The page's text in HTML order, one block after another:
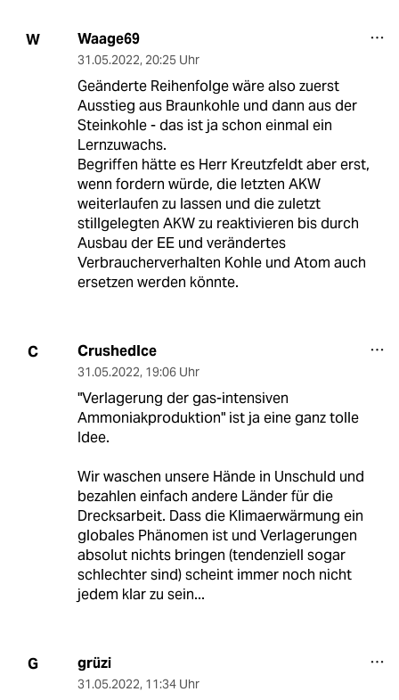
W Waage69
31.05.2022, 20:25 Uhr
Geänderte Reihenfolge wäre also zuerst
Ausstieg aus Braunkohle und dann aus der
Steinkohle - das ist ja schon einmal ein
Lernzuwachs.
Begriffen hätte es Herr Kreutzfeldt aber erst,
wenn fordern würde, die letzten AKW
weiterlaufen zu lassen und die zuletzt
stillgelegten AKW zu reaktivieren bis durch
Ausbau der EE und verändertes
Verbraucherverhalten Kohle und Atom auch
ersetzen werden könnte.
C CrushedIce
31.05.2022, 19:06 Uhr
"Verlagerung der gas-intensiven
Ammoniakproduktion" ist ja eine ganz tolle
Idee.
Wir waschen unsere Hände in Unschuld und
bezahlen einfach andere Länder für die
Drecksarbeit. Dass die Klimaerwärmung ein
globales Phänomen ist und Verlagerungen
absolut nichts bringen (tendenziell sogar
schlechter sind) scheint immer noch nicht
jedem klar zu sein...
G grüzi
31.05.2022, 11:34 Uhr